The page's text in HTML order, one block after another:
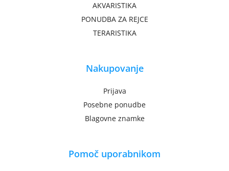
AKVARISTIKA
PONUDBA ZA REJCE
TERARISTIKA
Nakupovanje
Prijava
Posebne ponudbe
Blagovne znamke
Pomoč uporabnikom